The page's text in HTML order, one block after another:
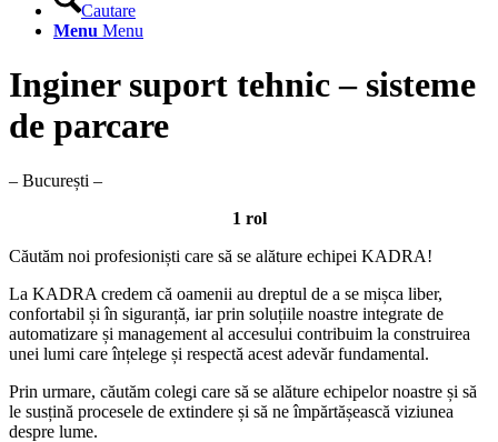
Cautare
Menu Menu
Inginer suport tehnic – sisteme
de parcare
– București –
1 rol
Căutăm noi profesioniști care să se alăture echipei KADRA!
La KADRA credem că oamenii au dreptul de a se mișca liber,
confortabil și în siguranță, iar prin soluțiile noastre integrate de
automatizare și management al accesului contribuim la construirea
unei lumi care înțelege și respectă acest adevăr fundamental.
Prin urmare, căutăm colegi care să se alăture echipelor noastre și să
le susțină procesele de extindere și să ne împărtășească viziunea
despre lume.